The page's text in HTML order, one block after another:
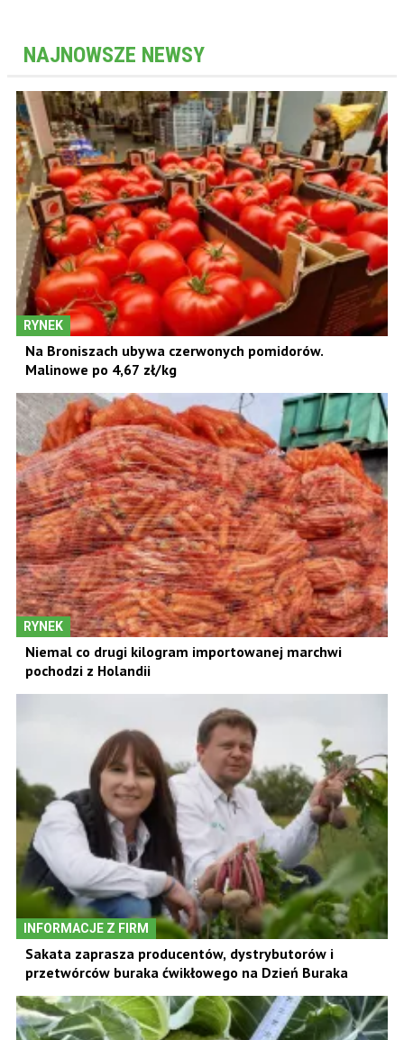
NAJNOWSZE NEWSY
RYNEK
Na Broniszach ubywa czerwonych pomidorów.
Malinowe po 4,67 zł/kg
RYNEK
Niemal co drugi kilogram importowanej marchwi
pochodzi z Holandii
INFORMACJE Z FIRM
Sakata zaprasza producentów, dystrybutorów i
przetwórców buraka ćwikłowego na Dzień Buraka